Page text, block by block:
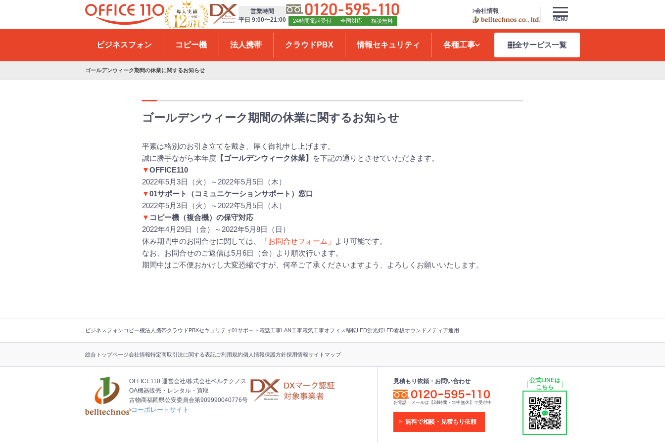
H
e
営業時間
平日 9:00〜21:00
24時間電話受付 全国対応 相談無料
会社情報
MENU
ビジネスフォン コピー機 法人携帯 クラウドPBX 情報セキュリティ 各種工事 全サービス一覧
ゴールデンウィーク期間の休業に関するお知らせ
ゴールデンウィーク期間の休業に関するお知らせ
平素は格別のお引き立てを戴き、厚く御礼申し上げます。
誠に勝手ながら本年度 【ゴールデンウィーク休業】
を下記の通りとさせていただきます。
▼OFFICE110
2022年5月3日（火）～2022年5月5日（木）
▼01サポート（コミュニケーションサポート）窓口
2022年5月3日（火）～2022年5月5日（木）
▼ コピー機（複合機）の保守対応
2022年4月29日（金）～2022年5月8日（日）
休み期間中のお問合せに関しては、
「お問合せフォーム」
より可能です。
なお、お問合せのご返信は5月6日（金）より順次行います。
期間中はご不便おかけし大変恐縮ですが、何卒ご了承くださいますよう、よろしくお願いいたします。
タ
ナ
ビジネスフォン コピー機法人携帯クラウドPBXセキュリティ01サポート 電話工事LAN工事電気工事オフィス移転LED蛍光灯LED看板オウンドメディア運用
総合トップページ会社情報特定商取引法に関する表記ご利用規約個人情報保護方針採用情報サイトマップ
OFFICE110 運営会社 株式会社ベルテクノス
OA機器販売・レンタル・買取
古物商福岡県公安委員会第909990040776号
コーポレートサイト
見積もり依頼・お問い合わせ
お電話・メールは【24時間・年中無休】で受付中
無料で相談・見積もり依頼
公式LINEは
こちら